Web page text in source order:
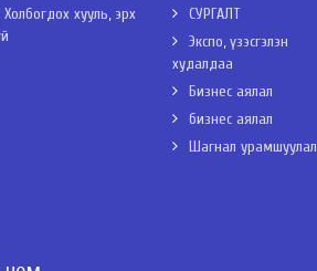
Холбогдох хууль, эрх
СУРГАЛТ
Экспо, үзэсгэлэн
худалдаа
Бизнес аялал
бизнес аялал
Шагнал урамшуулал